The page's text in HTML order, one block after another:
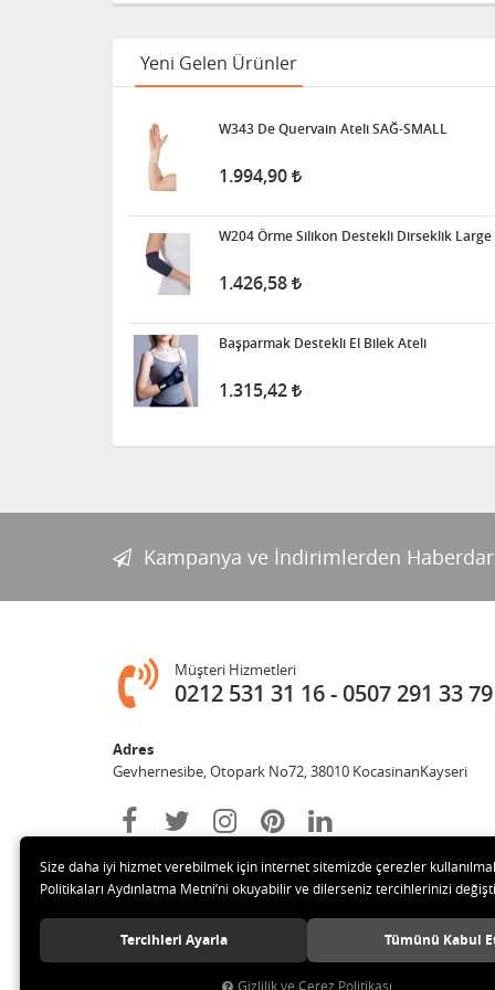
Yeni Gelen Ürünler
W343 De Quervain Ateli SAĞ-SMALL
1.994,90
W204 Örme Silikon Destekli Dirseklik Large
1.426,58
Başparmak Destekli El Bilek Ateli
1.315,42
Kampanya ve İndirimlerden
Müşteri Hizmetleri
0212 531 31 16 0507 291 33 79
Adres
Gevhernesibe, Otopark No72, 38010 KocasinanKayseri
© 2020 Çağrı Medikal Tekerlekli Sandalye Mağazası Tüm
Size daha iyi hizmet verebilmek için internet sitemizde çerezler
Politikaları Aydınlatma Metni’ni okuyabilir ve dilerseniz tercihlerinizi
Tercihleri Ayarla Tümünü Kabul
Gizlilik ve Çerez Politikası